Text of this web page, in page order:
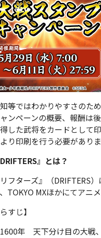
等ではわかりやすさのた
ンペーンの概要、報酬は
した武将をカードとして
り印刷を行う必要がありま
』とは？
リフターズ』（DRIFTERS
TOKYO MXほかにてアニ
すじ】
年 天下分け目の大戦